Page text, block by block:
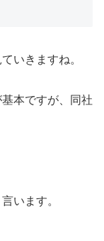
いきますね。
本ですが、同社
います。